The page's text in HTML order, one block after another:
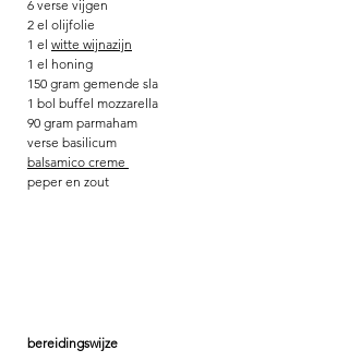
6 verse vijgen
2 el olijfolie
1 el witte wijnazijn
1 el honing
150 gram gemende sla
1 bol buffel mozzarella
90 gram parmaham
verse basilicum
balsamico creme
peper en zout
bereidingswijze